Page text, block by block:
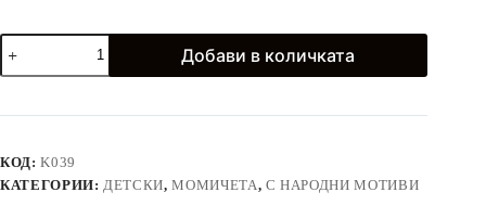
количество
за
Детска
/
етно
мотив
Добави в количката
КОД:K039
КАТЕГОРИИ: ДЕТСКИ,МОМИЧЕТА, С НАРОДНИ МОТИВИ